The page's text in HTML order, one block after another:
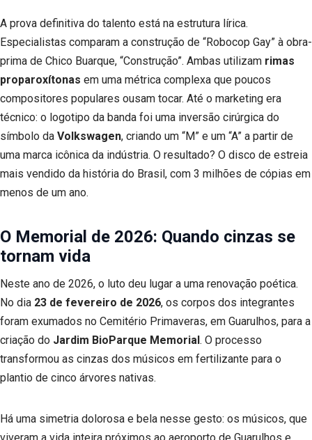
A prova definitiva do talento está na estrutura lírica.
Especialistas comparam a construção de “Robocop Gay” à obra-
prima de Chico Buarque, “Construção”. Ambas utilizam rimas
proparoxítonas em uma métrica complexa que poucos
compositores populares ousam tocar. Até o marketing era
técnico: o logotipo da banda foi uma inversão cirúrgica do
símbolo da Volkswagen, criando um “M” e um “A” a partir de
uma marca icônica da indústria. O resultado? O disco de estreia
mais vendido da história do Brasil, com 3 milhões de cópias em
menos de um ano.
O Memorial de 2026: Quando cinzas se
tornam vida
Neste ano de 2026, o luto deu lugar a uma renovação poética.
No dia 23 de fevereiro de 2026, os corpos dos integrantes
foram exumados no Cemitério Primaveras, em Guarulhos, para a
criação do Jardim BioParque Memorial . O processo
transformou as cinzas dos músicos em fertilizante para o
plantio de cinco árvores nativas.
Há uma simetria dolorosa e bela nesse gesto: os músicos, que